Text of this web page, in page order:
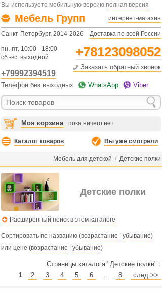
Вы используете мобильную версию полная версия
Мебель Групп интернет-магазин
Санкт-Петербург, 2014-2026 Доставка по всей России
пн.-пт. 10:00 - 18:00
сб.-вс. выходной
+78123098052
+79992394519
Заказать обратный звонок
Телефон без выходных WhatsApp Viber
Моя корзина пока ничего нет
Каталог товаров Вы уже смотрели
Мебель для детской / Детские полки
Детские полки
Расширенный поиск в этом каталоге
Сортировать по названию (возрастание убывание)
или цене (возрастание убывание)
Страницы каталога "Детские полки" :
1
2 3 4 5 6 ... 8 след >>